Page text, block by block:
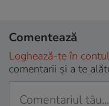
Comentează
Loghează-te în
comentarii și a te